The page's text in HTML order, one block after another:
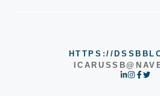
HTTPS://